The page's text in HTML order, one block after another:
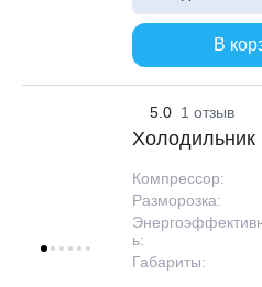
В
5.0 1 отзыв
Холодильник
Компрессор:
Разморозка:
ь:
Габариты: